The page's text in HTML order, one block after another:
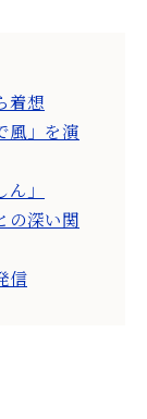
着想
風」を演
」
の深い関
信